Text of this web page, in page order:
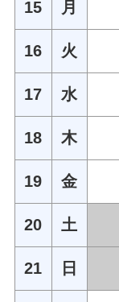
15 月
16 火
17 水
18 木
19 金
20 土
21 日